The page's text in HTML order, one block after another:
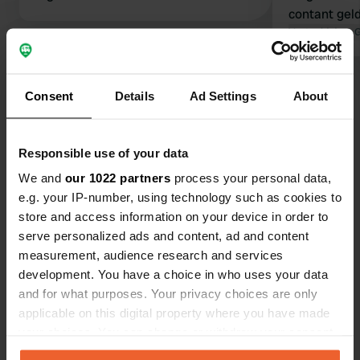
Consent Details Ad Settings About
Responsible use of your data
We and our 1022 partners process your personal data,
e.g. your IP-number, using technology such as cookies to
store and access information on your device in order to
serve personalized ads and content, ad and content
measurement, audience research and services
development. You have a choice in who uses your data
and for what purposes. Your privacy choices are only
applicable on this digital property where you have made
any time from the Cookie Declaration or by clicking on
contant
kaarten. In
restaurant
hen
bieden.
Vertaald door
Bekijk alle 13 reviews
Contact
Locatie
Via Brasimone
Kopiëren